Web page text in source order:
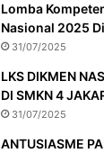
Lomba
Nasional 2025
31/07/2025
LKS DIKMEN
DI SMKN 4
31/07/2025
ANTUSIASME